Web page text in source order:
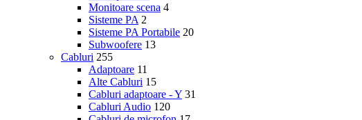
Monitoare scena 4
Sisteme PA 2
Sisteme PA Portabile 20
Subwoofere 13
Cabluri 255
Adaptoare 11
Alte Cabluri 15
Cabluri adaptoare - Y 31
Cabluri Audio 120